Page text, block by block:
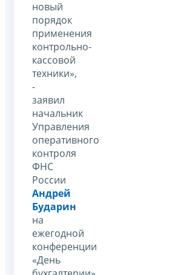
новый
порядок
применения
контрольно-
кассовой
техники»,
-
заявил
начальник
Управления
оперативного
контроля
ФНС
России
Андрей
Бударин
на
ежегодной
конференции
«День